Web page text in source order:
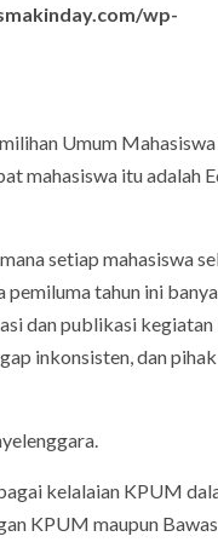
wp-
Umum
mahasiswa itu adalah
setiap mahasiswa
tahun ini
dan publikasi kegiatan
inkonsisten, dan
kelalaian KPUM
KPUM maupun